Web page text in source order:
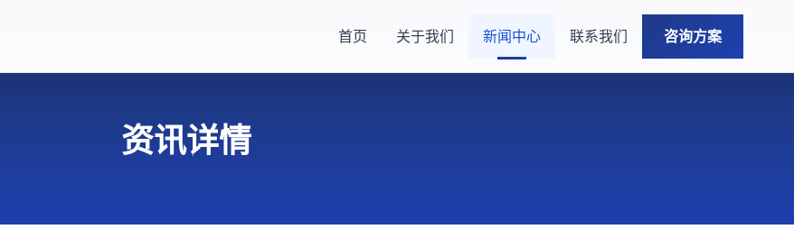
首页 关于我们 新闻中心 联系我们 咨询方案
资讯详情